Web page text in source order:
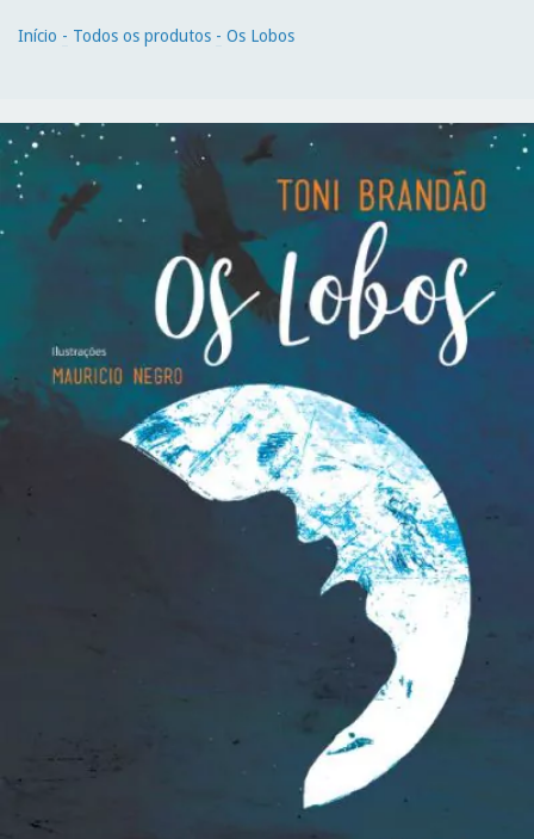
Início - Todos os produtos - Os Lobos